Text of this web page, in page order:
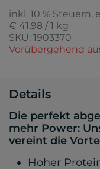
inkl. 10 % Steuern,
€ 41,98 / 1 kg
SKU: 1903370
Vorübergehend
Details
Die perfekt
mehr Power:
vereint die
Hoher